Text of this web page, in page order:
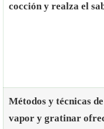
cocción y realza el
Métodos y técnicas
vapor y gratinar